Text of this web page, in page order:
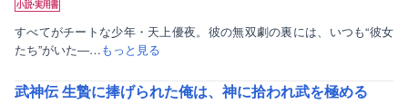
すべてがチートな少年・天上優夜。彼の無双劇の裏には、いつも“彼女
たち”がいた―…もっと見る
武神伝 生贄に捧げられた俺は、神に拾われ武を極める